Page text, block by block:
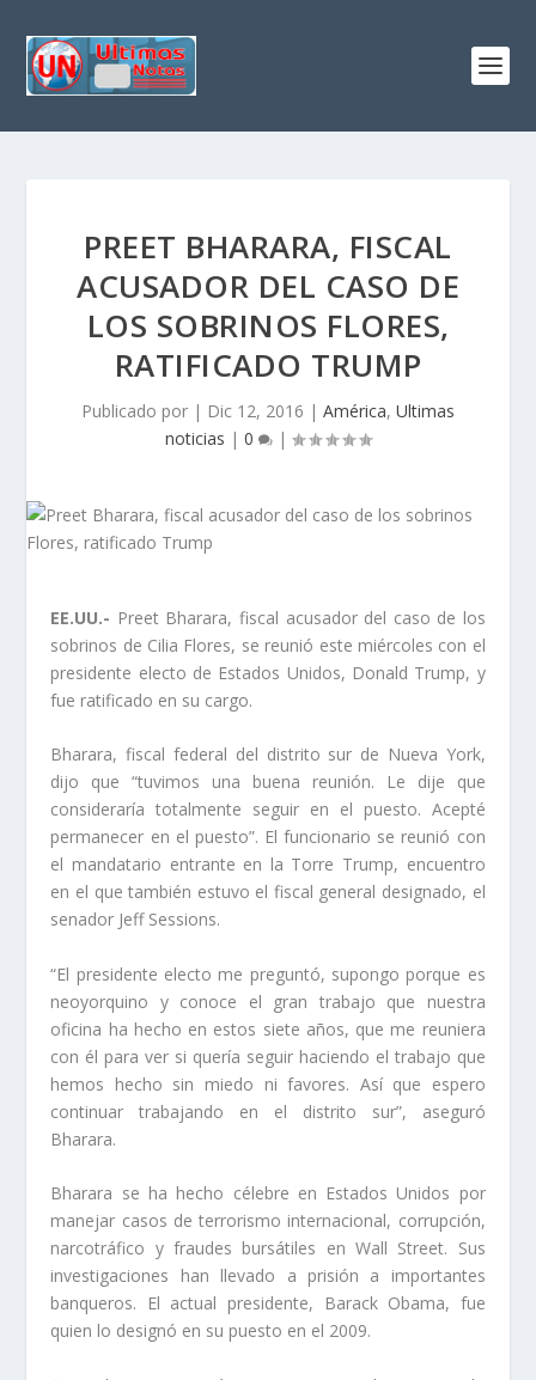
PREET BHARARA, FISCAL
ACUSADOR DEL CASO DE
LOS SOBRINOS FLORES,
RATIFICADO TRUMP
Publicado por | Dic 12, 2016 | América, Ultimas
noticias | 0 |
EE.UU.- Preet Bharara, fiscal acusador del caso de los
sobrinos de Cilia Flores, se reunió este miércoles con el
presidente electo de Estados Unidos, Donald Trump, y
fue ratificado en su cargo.
Bharara, fiscal federal del distrito sur de Nueva York,
dijo que “tuvimos una buena reunión. Le dije que
consideraría totalmente seguir en el puesto. Acepté
permanecer en el puesto”. El funcionario se reunió con
el mandatario entrante en la Torre Trump, encuentro
en el que también estuvo el fiscal general designado, el
senador Jeff Sessions.
“El presidente electo me preguntó, supongo porque es
neoyorquino y conoce el gran trabajo que nuestra
oficina ha hecho en estos siete años, que me reuniera
con él para ver si quería seguir haciendo el trabajo que
hemos hecho sin miedo ni favores. Así que espero
continuar trabajando en el distrito sur”, aseguró
Bharara.
Bharara se ha hecho célebre en Estados Unidos por
manejar casos de terrorismo internacional, corrupción,
narcotráfico y fraudes bursátiles en Wall Street. Sus
investigaciones han llevado a prisión a importantes
banqueros. El actual presidente, Barack Obama, fue
quien lo designó en su puesto en el 2009.